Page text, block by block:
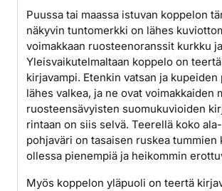
Puussa tai maassa istuvan koppelon
näkyvin tuntomerkki on lähes
voimakkaan ruosteenoranssit kurkku
Yleisvaikutelmaltaan koppelo on
kirjavampi. Etenkin vatsan ja kupeiden
lähes valkea, ja ne ovat voimakkaiden
ruosteensävyisten suomukuvioiden
rintaan on siis selvä. Teerellä koko
pohjaväri on tasaisen ruskea tummien
ollessa pienempiä ja heikommin
Myös koppelon yläpuoli on teertä